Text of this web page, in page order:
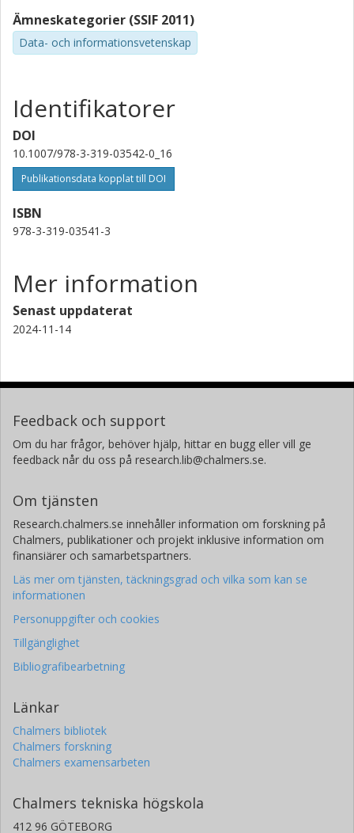
Ämneskategorier (SSIF 2011)
Data- och informationsvetenskap
Identifikatorer
DOI
10.1007/978-3-319-03542-0_16
Publikationsdata kopplat till DOI
ISBN
978-3-319-03541-3
Mer information
Senast uppdaterat
2024-11-14
Feedback och support
Om du har frågor, behöver hjälp, hittar en bugg eller vill ge
feedback når du oss på research.lib@chalmers.se.
Om tjänsten
Research.chalmers.se innehåller information om forskning på
Chalmers, publikationer och projekt inklusive information om
finansiärer och samarbetspartners.
Läs mer om tjänsten, täckningsgrad och vilka som kan se
informationen
Personuppgifter och cookies
Tillgänglighet
Bibliografibearbetning
Länkar
Chalmers bibliotek
Chalmers forskning
Chalmers examensarbeten
Chalmers tekniska högskola
412 96 GÖTEBORG